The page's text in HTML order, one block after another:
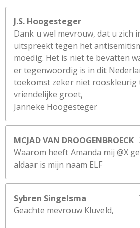
J.S. Hoogesteger
Dank u wel mevrouw, dat u zich
uitspreekt tegen het
moedig. Het is niet te bevatten
er tegenwoordig is in dit
toekomst zeker niet rooskleurig
vriendelijke groet,
Janneke Hoogesteger
MCJAD VAN DROOGENBROECK
Waarom heeft Amanda mij @X
aldaar is mijn naam ELF
Sybren Singelsma
Geachte mevrouw Kluveld,